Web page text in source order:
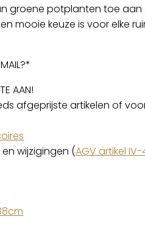
potplanten toe aan
mooie keuze is voor elke
AAN!
afgeprijste artikelen of
wijzigingen (AGV artikel IV-